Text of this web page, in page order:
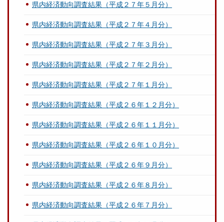
県内経済動向調査結果（平成２７年５月分）
県内経済動向調査結果（平成２７年４月分）
県内経済動向調査結果（平成２７年３月分）
県内経済動向調査結果（平成２７年２月分）
県内経済動向調査結果（平成２７年１月分）
県内経済動向調査結果（平成２６年１２月分）
県内経済動向調査結果（平成２６年１１月分）
県内経済動向調査結果（平成２６年１０月分）
県内経済動向調査結果（平成２６年９月分）
県内経済動向調査結果（平成２６年８月分）
県内経済動向調査結果（平成２６年７月分）